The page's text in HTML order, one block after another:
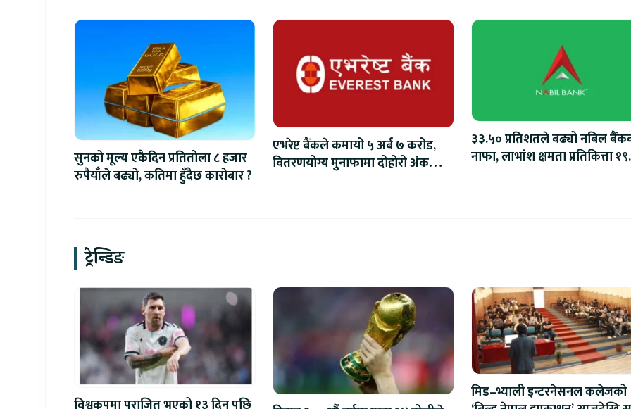
सुनको मूल्य एकैदिन प्रतितोला ८ हजार
रुपैयाँले बढ्यो, कतिमा हुँदैछ कारोबार ?
एभरेष्ट बैंकले कमायो ५ अर्ब ७ करोड,
वितरणयोग्य मुनाफामा दोहोरो अंकको
३३.५० प्रतिशतले बढ्यो नबिल
नाफा, लाभांश क्षमता प्रतिकित्ता
ट्रेन्डिङ
मिड–भ्याली इन्टरनेसनल कलेजको